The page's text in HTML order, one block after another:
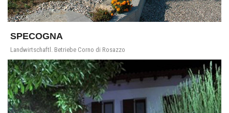
SPECOGNA
Landwirtschaftl. Betriebe Corno di Rosazzo